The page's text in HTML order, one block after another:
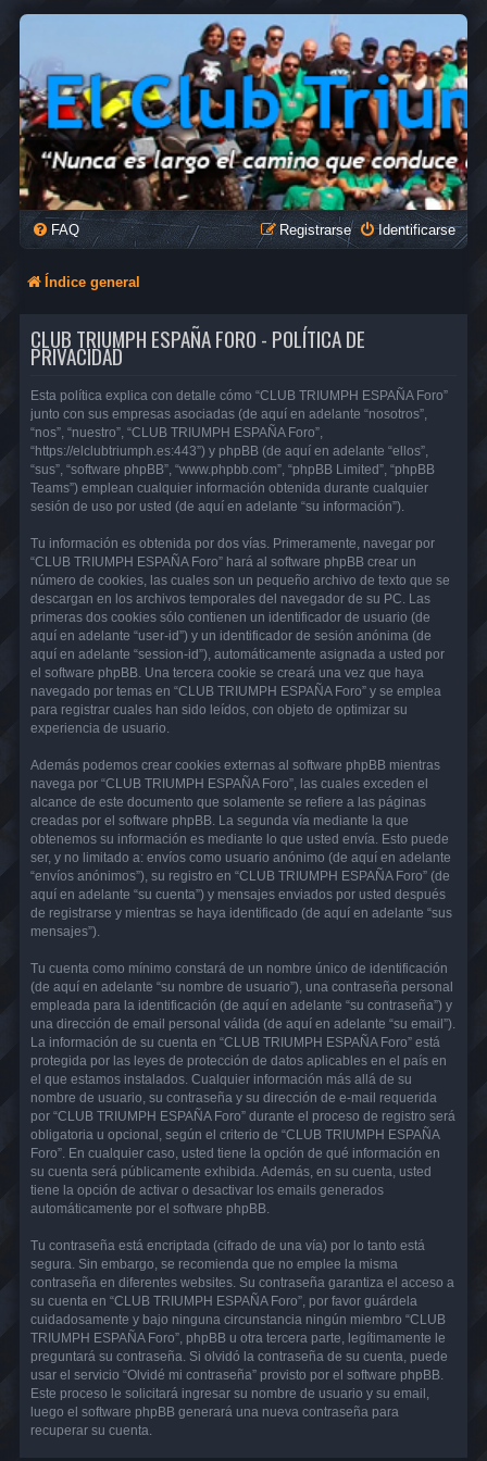
FAQ Identificarse
Registrarse
Índice general
CLUB TRIUMPH ESPAÑA FORO - POLÍTICA DE
PRIVACIDAD
Esta política explica con detalle cómo “CLUB TRIUMPH ESPAÑA Foro”
junto con sus empresas asociadas (de aquí en adelante “nosotros”,
“nos”, “nuestro”, “CLUB TRIUMPH ESPAÑA Foro”,
“https://elclubtriumph.es:443”) y phpBB (de aquí en adelante “ellos”,
“sus”, “software phpBB”, “www.phpbb.com”, “phpBB Limited”, “phpBB
Teams”) emplean cualquier información obtenida durante cualquier
sesión de uso por usted (de aquí en adelante “su información”).
Tu información es obtenida por dos vías. Primeramente, navegar por
“CLUB TRIUMPH ESPAÑA Foro” hará al software phpBB crear un
número de cookies, las cuales son un pequeño archivo de texto que se
descargan en los archivos temporales del navegador de su PC. Las
primeras dos cookies sólo contienen un identificador de usuario (de
aquí en adelante “user-id”) y un identificador de sesión anónima (de
aquí en adelante “session-id”), automáticamente asignada a usted por
el software phpBB. Una tercera cookie se creará una vez que haya
navegado por temas en “CLUB TRIUMPH ESPAÑA Foro” y se emplea
para registrar cuales han sido leídos, con objeto de optimizar su
experiencia de usuario.
Además podemos crear cookies externas al software phpBB mientras
navega por “CLUB TRIUMPH ESPAÑA Foro”, las cuales exceden el
alcance de este documento que solamente se refiere a las páginas
creadas por el software phpBB. La segunda vía mediante la que
obtenemos su información es mediante lo que usted envía. Esto puede
ser, y no limitado a: envíos como usuario anónimo (de aquí en adelante
“envíos anónimos”), su registro en “CLUB TRIUMPH ESPAÑA Foro” (de
aquí en adelante “su cuenta”) y mensajes enviados por usted después
de registrarse y mientras se haya identificado (de aquí en adelante “sus
mensajes”).
Tu cuenta como mínimo constará de un nombre único de identificación
(de aquí en adelante “su nombre de usuario”), una contraseña personal
empleada para la identificación (de aquí en adelante “su contraseña”) y
una dirección de email personal válida (de aquí en adelante “su email”).
La información de su cuenta en “CLUB TRIUMPH ESPAÑA Foro” está
protegida por las leyes de protección de datos aplicables en el país en
el que estamos instalados. Cualquier información más allá de su
nombre de usuario, su contraseña y su dirección de e-mail requerida
por “CLUB TRIUMPH ESPAÑA Foro” durante el proceso de registro será
obligatoria u opcional, según el criterio de “CLUB TRIUMPH ESPAÑA
Foro”. En cualquier caso, usted tiene la opción de qué información en
su cuenta será públicamente exhibida. Además, en su cuenta, usted
tiene la opción de activar o desactivar los emails generados
automáticamente por el software phpBB.
Tu contraseña está encriptada (cifrado de una vía) por lo tanto está
segura. Sin embargo, se recomienda que no emplee la misma
contraseña en diferentes websites. Su contraseña garantiza el acceso a
su cuenta en “CLUB TRIUMPH ESPAÑA Foro”, por favor guárdela
cuidadosamente y bajo ninguna circunstancia ningún miembro “CLUB
TRIUMPH ESPAÑA Foro”, phpBB u otra tercera parte, legítimamente le
preguntará su contraseña. Si olvidó la contraseña de su cuenta, puede
usar el servicio “Olvidé mi contraseña” provisto por el software phpBB.
Este proceso le solicitará ingresar su nombre de usuario y su email,
luego el software phpBB generará una nueva contraseña para
recuperar su cuenta.